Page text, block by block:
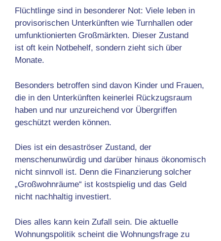
Flüchtlinge sind in besonderer Not: Viele leben in
provisorischen Unterkünften wie Turnhallen oder
umfunktionierten Großmärkten. Dieser Zustand
ist oft kein Notbehelf, sondern zieht sich über
Monate.
Besonders betroffen sind davon Kinder und Frauen,
die in den Unterkünften keinerlei Rückzugsraum
haben und nur unzureichend vor Übergriffen
geschützt werden können.
Dies ist ein desaströser Zustand, der
menschenunwürdig und darüber hinaus ökonomisch
nicht sinnvoll ist. Denn die Finanzierung solcher
„Großwohnräume“ ist kostspielig und das Geld
nicht nachhaltig investiert.
Dies alles kann kein Zufall sein. Die aktuelle
Wohnungspolitik scheint die Wohnungsfrage zu